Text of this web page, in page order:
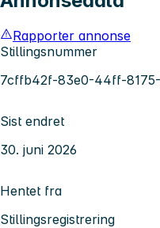
Rapporter annonse
Stillingsnummer
7cffb42f-83e0-44ff-
Sist endret
30. juni 2026
Hentet fra
Stillingsregistrering